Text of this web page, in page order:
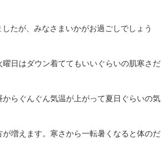
たが、みなさまいかがお過ごしでしょう
日はダウン着ててもいいぐらいの肌寒さだ
らぐんぐん気温が上がって夏日ぐらいの気
増えます。寒さから一転暑くなると体のだ